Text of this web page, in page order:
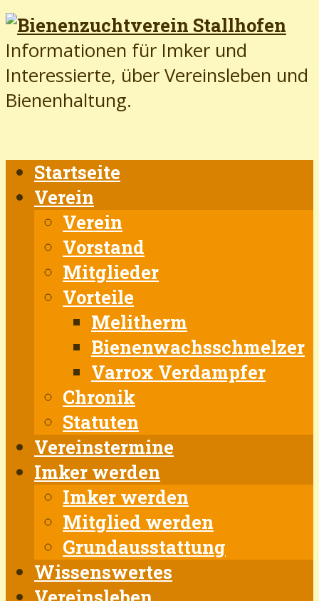
Informationen für Imker und
Interessierte, über Vereinsleben und
Bienenhaltung.
Startseite
Verein
Verein
Vorstand
Mitglieder
Vorteile
Melitherm
Bienenwachsschmelzer
Varrox Verdampfer
Chronik
Statuten
Vereinstermine
Imker werden
Imker werden
Mitglied werden
Grundausstattung
Wissenswertes